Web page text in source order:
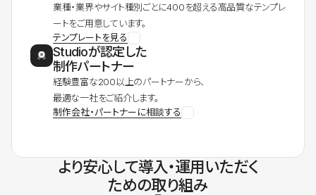
業種・業界やサイト種別ごとに400を超える高品質なテンプレ
ートをご用意しています。
テンプレートを見る
Studioが認定した
制作パートナー
経験豊富な200以上のパートナーから、
最適な一社をご紹介します。
制作会社・パートナーに相談する
より安心して導入・運用いただく
ための取り組み